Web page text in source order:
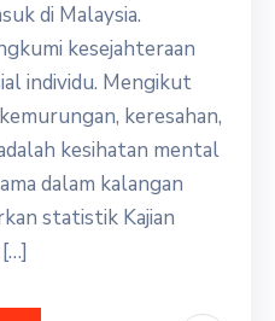
di Malaysia.
kesejahteraan
individu. Mengikut
keresahan,
kesihatan mental
dalam kalangan
statistik Kajian